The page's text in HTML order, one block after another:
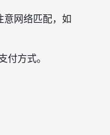
意网络匹配，如
付方式。